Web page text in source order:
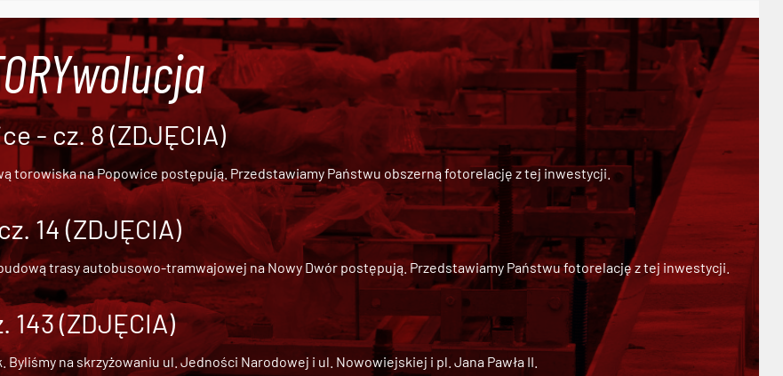
- cz. 8 (ZDJĘCIA)
torowiska na Popowice postępują. Przedstawiamy Państwu obszerną fotorelację z tej inwestycji.
14 (ZDJĘCIA)
trasy autobusowo-tramwajowej na Nowy Dwórpostępują. Przedstawiamy Państwu fotorelację z tej inwestycji.
(ZDJĘCIA)
na skrzyżowaniu ul. Jedności Narodowej i ul. Nowowiejskiej i pl. Jana Pawła II.